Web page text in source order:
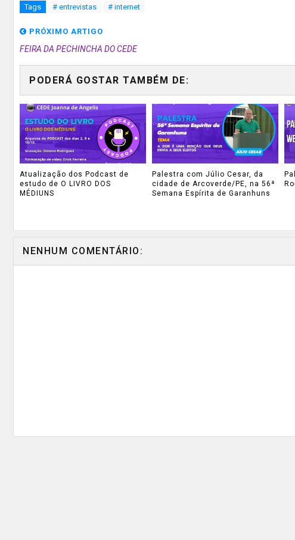
Tags # entrevistas # internet
PRÓXIMO ARTIGO
FEIRA DA PECHINCHA DO CEDE
PODERÁ GOSTAR TAMBÉM DE:
Atualização dos Podcast de
estudo de O LIVRO DOS
MÉDIUNS
Palestra com Júlio Cesar, da
cidade de Arcoverde/PE, na 56ª
Semana Espírita de Garanhuns
NENHUM COMENTÁRIO: